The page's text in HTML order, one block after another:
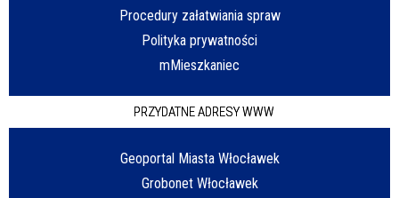
Procedury załatwiania spraw
Polityka prywatności
mMieszkaniec
PRZYDATNE ADRESY WWW
Geoportal Miasta Włocławek
Grobonet Włocławek